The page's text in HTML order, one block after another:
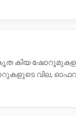
കിയ
കാറുകളുടെ